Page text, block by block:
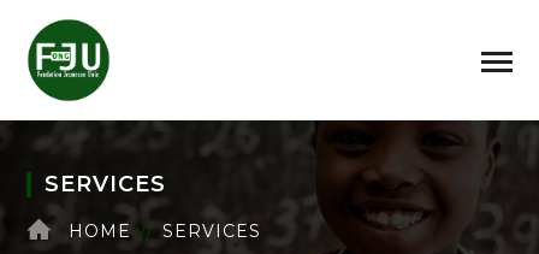
SERVICES
HOME SERVICES